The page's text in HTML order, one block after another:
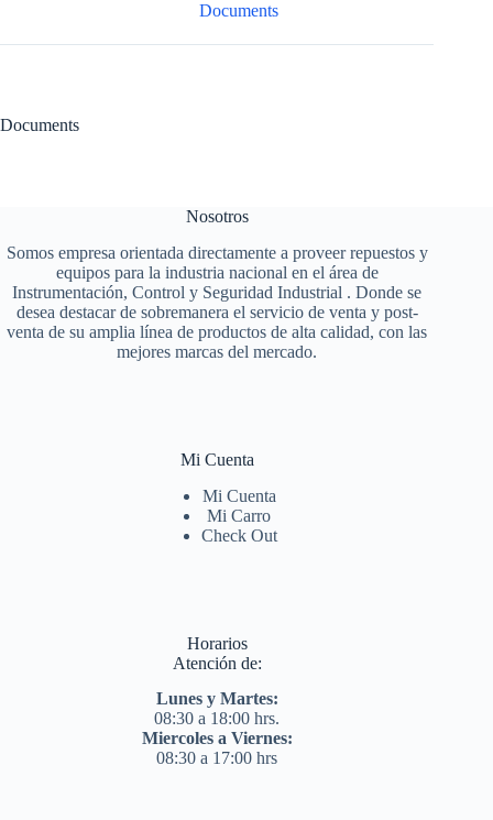
Documents
Documents
Nosotros
Somos empresa orientada directamente a proveer repuestos y
equipos para la industria nacional en el área de
Instrumentación, Control y Seguridad Industrial . Donde se
desea destacar de sobremanera el servicio de venta y post-
venta de su amplia línea de productos de alta calidad, con las
mejores marcas del mercado.
Mi Cuenta
Mi Cuenta
Mi Carro
Check Out
Horarios
Atención de:
Lunes y Martes:
08:30 a 18:00 hrs.
Miercoles a Viernes:
08:30 a 17:00 hrs